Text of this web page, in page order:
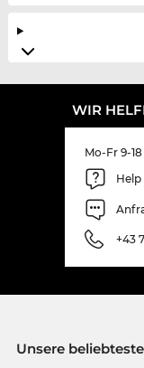
WIR
Mo-Fr 9-
+43
Unsere